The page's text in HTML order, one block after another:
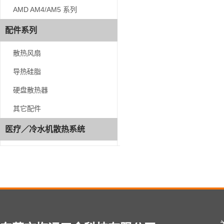
AMD AM4/AM5 系列
配件系列
散热风扇
导热硅脂
硬盘散热器
其它配件
医疗／冷水机散热系统
0027-
AMD AM4/AM5 系列
配件系列
散热风扇
导热硅脂
硬盘散热器
其它配件
医疗／冷水机散热系统